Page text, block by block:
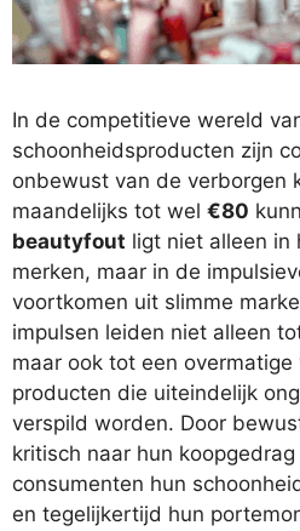
In de competitieve wereld
schoonheidsproducten zijn
onbewust van de verborgen
maandelijks tot wel €80
beautyfout ligt niet alleen in
merken, maar in de
voortkomen uit slimme
impulsen leiden niet alleen
maar ook tot een overmatige
producten die uiteindelijk
verspild worden. Door
kritisch naar hun
consumenten hun
en tegelijkertijd hun